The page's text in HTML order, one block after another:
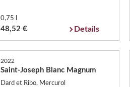
0,75 l
48,52 € Details
2022
Saint-Joseph Blanc Magnum
Dard et Ribo, Mercurol